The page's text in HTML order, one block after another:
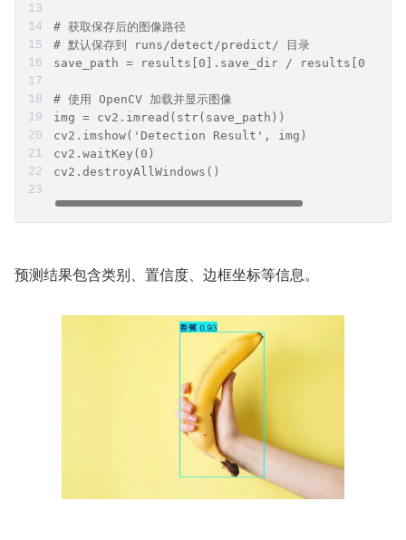
# 获取保存后的图像路径
# 默认保存到 runs/detect/predict/ 目录
save_path = results[0].save_dir /
# 使用 OpenCV 加载并显示图像
img = cv2.imread(str(save_path))
cv2.imshow('Detection Result', img)
cv2.waitKey(0)
cv2.destroyAllWindows()
预测结果包含类别、置信度、边框坐标等信息。